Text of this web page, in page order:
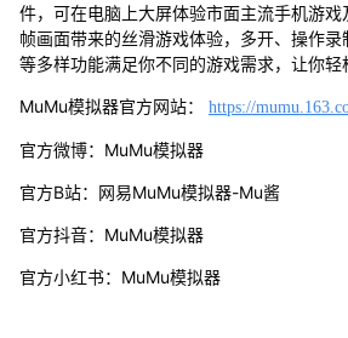
件，可在电脑上大屏体验市面主流手机游
帧画面带来的丝滑游戏体验，多开、操作
等多样功能满足你不同的游戏需求，让你轻
MuMu模拟器官方网站： https://
官方微博：MuMu模拟器
官方B站：网易MuMu模拟器-Mu酱
官方抖音：MuMu模拟器
官方小红书：MuMu模拟器